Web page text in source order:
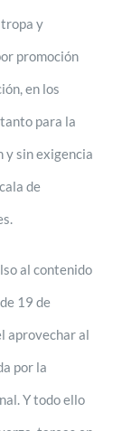
tropa y
promoción
en los
para la
y sin exigencia
de
al contenido
19 de
aprovechar al
por la
Y todo ello